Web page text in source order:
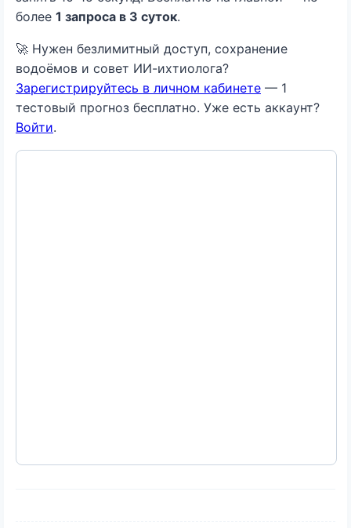
более 1 запроса в 3 суток.
🚀 Нужен безлимитный доступ, сохранение
водоёмов и совет ИИ-ихтиолога?
Зарегистрируйтесь в личном кабинете — 1
тестовый прогноз бесплатно. Уже есть аккаунт?
Войти.